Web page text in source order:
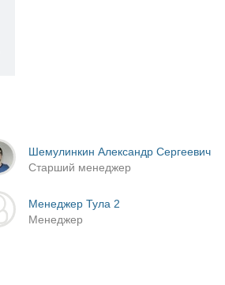
Шемулинкин Александр Сергеевич
Старший менеджер
Менеджер Тула 2
Менеджер